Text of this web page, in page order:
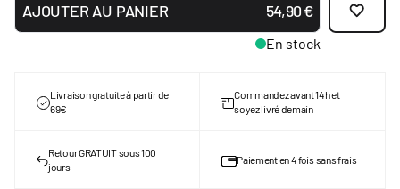
AJOUTER AU PANIER 54,90 €
En stock
Livraison gratuite à partir de
69€
Commandez avant 14h et
soyez livré demain
Retour GRATUIT sous 100
jours
Paiement en 4 fois sans frais